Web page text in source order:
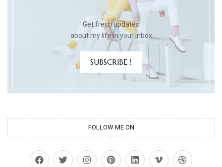
Get fresh updates
about my life in your inbox
SUBSCRIBE !
FOLLOW ME ON